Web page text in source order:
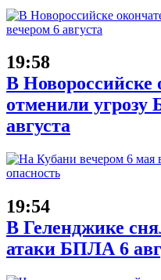
19:58
В Новороссийске
отменили
августа
19:54
В Геленджике
атаки БПЛА 6